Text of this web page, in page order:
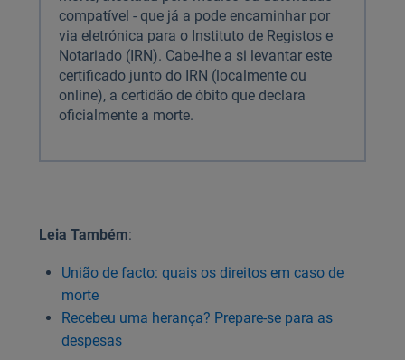
compatível - que já a pode encaminhar por
via eletrónica para o Instituto de Registos e
Notariado (IRN). Cabe-lhe a si levantar este
certificado junto do IRN (localmente ou
online), a certidão de óbito que declara
oficialmente a morte.
Leia Também:
União de facto: quais os direitos em caso de
morte
Recebeu uma herança? Prepare-se para as
despesas